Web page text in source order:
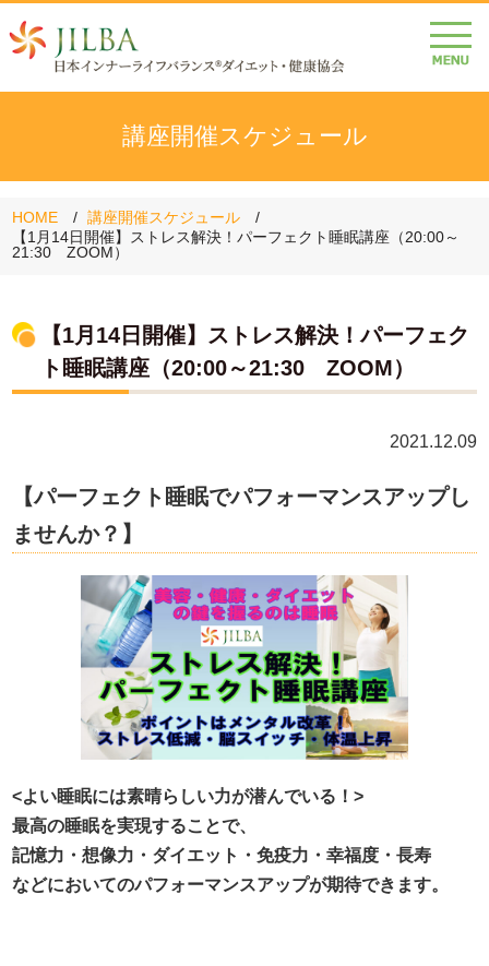
講座開催スケジュール
HOME
講座開催スケジュール
【1月14日開催】ストレス解決！パーフェクト睡眠講座（20:00～
21:30 ZOOM）
【1月14日開催】ストレス解決！パーフェク
ト睡眠講座（20:00～21:30 ZOOM）
2021.12.09
【パーフェクト睡眠でパフォーマンスアップし
ませんか？】
<よい睡眠には素晴らしい力が潜んでいる！>
最高の睡眠を実現することで、
記憶力・想像力・ダイエット・免疫力・幸福度・長寿
などにおいてのパフォーマンスアップが期待できます。